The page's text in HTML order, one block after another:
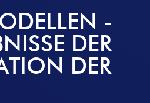
- D
DER K
DER B